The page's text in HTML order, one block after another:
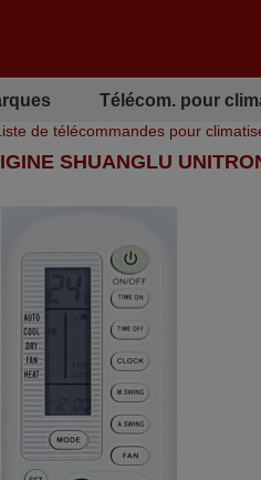
Télécom. pour
de télécommandes pour
SHUANGLU